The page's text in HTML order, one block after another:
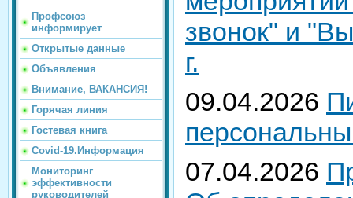
Профсоюз
информирует
Открытые данные
Объявления
Внимание, ВАКАНСИЯ!
Горячая линия
Гостевая книга
Covid-19.Информация
Мониторинг
эффективности
руководителей
звонок" и
г.
09.04.2026
07.04.2026